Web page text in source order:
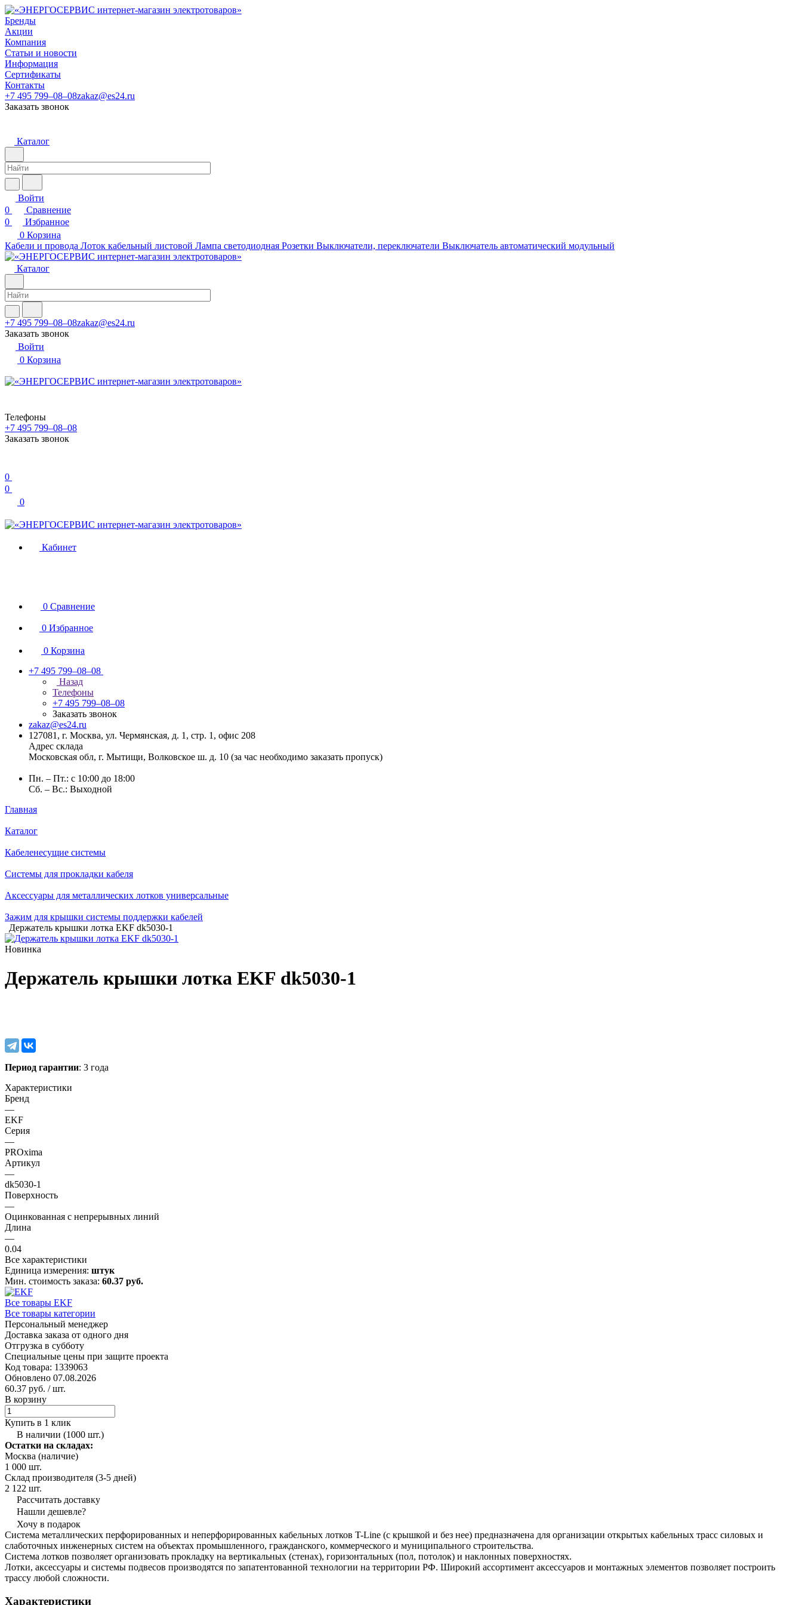
Бренды
Акции
Компания
Статьи и новости
Информация
Сертификаты
Контакты
+7 495 799–08–08zakaz@es24.ru
Заказать звонок
Каталог
Войти
0
Сравнение
0
Избранное
0 Корзина
Кабели и провода Лоток кабельный листовой Лампа светодиодная Розетки Выключатели, переключатели Выключатель автоматический модульный
Каталог
+7 495 799–08–08zakaz@es24.ru
Заказать звонок
Войти
0 Корзина
Телефоны
+7 495 799–08–08
Заказать звонок
0
0
0
Кабинет
0 Сравнение
0 Избранное
0 Корзина
+7 495 799–08–08
Назад
Телефоны
+7 495 799–08–08
Заказать звонок
zakaz@es24.ru
127081, г. Москва, ул. Чермянская, д. 1, стр. 1, офис 208
Адрес склада
Московская обл, г. Мытищи, Волковское ш. д. 10 (за час необходимо заказать пропуск)
Пн. – Пт.: с 10:00 до 18:00
Сб. – Вс.: Выходной
Главная
Каталог
Кабеленесущие системы
Системы для прокладки кабеля
Аксессуары для металлических лотков универсальные
Зажим для крышки системы поддержки кабелей
Держатель крышки лотка EKF dk5030-1
Новинка
Держатель крышки лотка EKF dk5030-1
Период гарантии: 3 года
Характеристики
Бренд
—
EKF
Серия
—
PROxima
Артикул
—
dk5030-1
Поверхность
—
Оцинкованная с непрерывных линий
Длина
—
0.04
Все характеристики
Единица измерения: штук
Мин. стоимость заказа: 60.37 руб.
Все товары EKF
Все товары категории
Персональный менеджер
Доставка заказа от одного дня
Отгрузка в субботу
Специальные цены при защите проекта
Код товара: 1339063
Обновлено 07.08.2026
60.37 руб. / шт.
В корзину
Купить в 1 клик
В наличии (1000 шт.)
Остатки на складах:
Москва (наличие)
1 000 шт.
Склад производителя (3-5 дней)
2 122 шт.
Рассчитать доставку
Нашли дешевле?
Хочу в подарок
Система металлических перфорированных и неперфорированных кабельных лотков T-Line (с крышкой и без нее) предназначена для организации открытых кабельных трасс силовых и
слаботочных инженерных систем на объектах промышленного, гражданского, коммерческого и муниципального строительства.
Система лотков позволяет организовать прокладку на вертикальных (стенах), горизонтальных (пол, потолок) и наклонных поверхностях.
Лотки, аксессуары и системы подвесов производятся по запатентованной технологии на территории РФ. Широкий ассортимент аксессуаров и монтажных элементов позволяет построить
трассу любой сложности.
Характеристики